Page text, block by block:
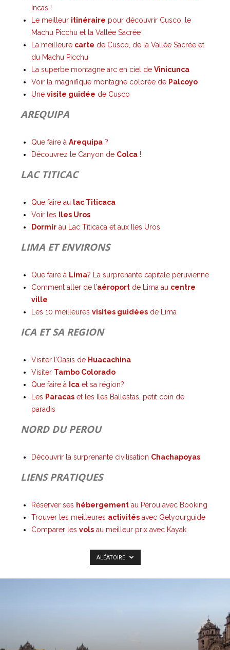
Incas !
Le meilleur itinéraire pour découvrir Cusco, le
Machu Picchu et la Vallée Sacrée
La meilleure carte de Cusco, de la Vallée Sacrée et
du Machu Picchu
La superbe montagne arc en ciel de Vinicunca
Voir la magnifique montagne colorée de Palcoyo
Une visite guidée de Cusco
AREQUIPA
Que faire à Arequipa ?
Découvrez le Canyon de Colca !
LAC TITICAC
Que faire au lac Titicaca
Voir les
Iles Uros
Dormir au Lac Titicaca et aux Iles Uros
LIMA ET ENVIRONS
Que faire à Lima? La surprenante capitale péruvienne
Comment aller de l’aéroport de Lima au centre
ville
Les 10 meilleures visites guidées de Lima
ICA ET SA REGION
Visiter l’Oasis de Huacachina
Visiter Tambo Colorado
Que faire à
Ica et sa région?
Les Paracas et les Iles Ballestas, petit coin de
paradis
NORD DU PEROU
Découvrir la surprenante civilisation Chachapoyas
LIENS PRATIQUES
Réserver ses hébergement au Pérou avec Booking
Trouver les meilleures activités avec Getyourguide
Comparer les vols au meilleur prix avec Kayak
ALÉATOIRE